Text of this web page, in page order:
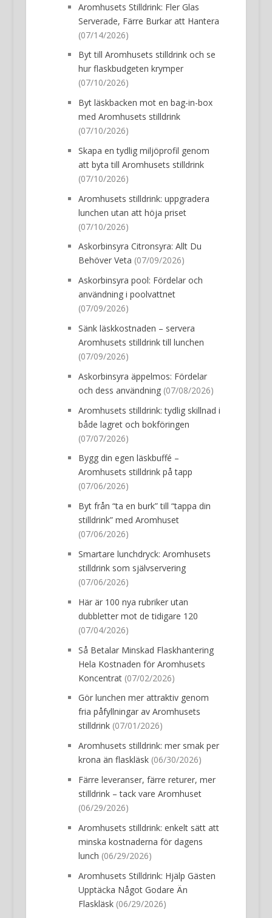
Aromhusets Stilldrink: Fler Glas
Serverade, Färre Burkar att Hantera
(07/14/2026)
Byt till Aromhusets stilldrink och se
hur flaskbudgeten krymper
(07/10/2026)
Byt läskbacken mot en bag-in-box
med Aromhusets stilldrink
(07/10/2026)
Skapa en tydlig miljöprofil genom
att byta till Aromhusets stilldrink
(07/10/2026)
Aromhusets stilldrink: uppgradera
lunchen utan att höja priset
(07/10/2026)
Askorbinsyra Citronsyra: Allt Du
Behöver Veta (07/09/2026)
Askorbinsyra pool: Fördelar och
användning i poolvattnet
(07/09/2026)
Sänk läskkostnaden – servera
Aromhusets stilldrink till lunchen
(07/09/2026)
Askorbinsyra äppelmos: Fördelar
och dess användning(07/08/2026)
Aromhusets stilldrink: tydlig skillnad i
både lagret och bokföringen
(07/07/2026)
Bygg din egen läskbuffé –
Aromhusets stilldrink på tapp
(07/06/2026)
Byt från “ta en burk” till “tappa din
stilldrink” med Aromhuset
(07/06/2026)
Smartare lunchdryck: Aromhusets
stilldrink som självservering
(07/06/2026)
Här är 100 nya rubriker utan
dubbletter mot de tidigare 120
(07/04/2026)
Så Betalar Minskad Flaskhantering
Hela Kostnaden för Aromhusets
Koncentrat(07/02/2026)
Gör lunchen mer attraktiv genom
fria påfyllningar av Aromhusets
stilldrink(07/01/2026)
Aromhusets stilldrink: mer smak per
krona än flaskläsk(06/30/2026)
Färre leveranser, färre returer, mer
stilldrink – tack vare Aromhuset
(06/29/2026)
Aromhusets stilldrink: enkelt sätt att
minska kostnaderna för dagens
lunch (06/29/2026)
Aromhusets Stilldrink: Hjälp Gästen
Upptäcka Något Godare Än
Flaskläsk(06/29/2026)